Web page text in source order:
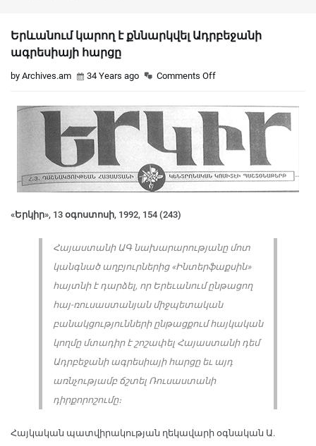
Երևանում կարող է քննարկվել Ադրբեջանի
ագրեսիայի հարցը
by Archives.am 34 Years ago Comments Off
«Երկիր», 13 օգոստոսի, 1992, 154 (243)
Հայաստանի ԱԳ նախարարությանը մոտ
կանգնած աղբյուրներից «Ինտերֆաքսին»
հայտնի է դարձել, որ Երեւանում ընթացող
հայ-ռուսաստանյան միջպետական
բանակցությունների ընթացքում հայկական
կողմը մտադիր է շոշափել Հայաստանի դեմ
Ադրբեջանի ագրեսիայի հարցը եւ այդ
առնչությամբ ճշտել Ռուսաստանի
դիրքորոշումը։
Հայկական պատվիրակության ղեկավարի օգնական Ա.